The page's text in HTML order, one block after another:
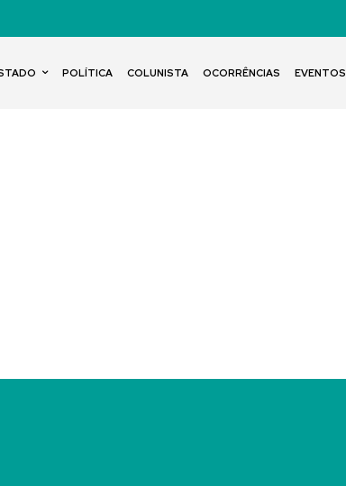
POLÍTICA COLUNISTA OCORRÊNCIAS EVENTOS